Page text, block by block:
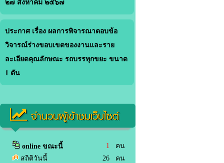
๒๗ สิงหาคม ๒๕๖๗
ประกาศ เรื่อง ผลการพิจารณาตอบข้อ
วิจารณ์ร่างขอบเขตของงานและราย
ละเอียดคุณลักษณะ รถบรรทุกขยะ ขนาด
1 ตัน
จำนวนผู้เข้าชมเว็บไซต์
online ขณะนี้ 1 คน
สถิติวันนี้
26 คน